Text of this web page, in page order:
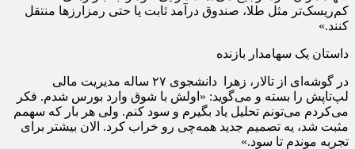
کم‌ریسک‌تر مثل طلا، صندوق درآمد ثابت یا حتی رمزارزها منتقل
کنند.»
داستان یک سهامدار بازنده
در گوشه‌ای از تالار، زهرا دانشجوی ۲۷ ساله مدیریت مالی
لپ‌تاپش را بسته و می‌گوید: «اولش با شوق وارد بورس شدم. فکر
می‌کردم می‌تونم تحلیل یاد بگیرم و سود کنم. ولی هر بار که سهمم
مثبت شد، یه تصمیم جدید همه‌چی رو خراب کرد. الان بیشتر برای
تجربه موندم تا سود.»